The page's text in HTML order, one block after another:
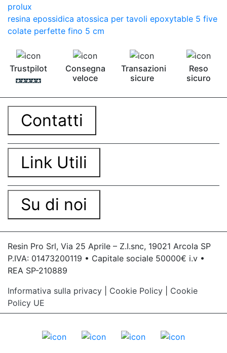
prolux
resina epossidica atossica per tavoli epoxytable 5 five
colate perfette fino 5 cm
Trustpilot
Consegna
veloce
Transazioni
sicure
Reso
sicuro
Contatti
Link Utili
Su di noi
Resin Pro Srl, Via 25 Aprile – Z.I.snc, 19021 Arcola SP
P.IVA: 01473200119 • Capitale sociale 50000€ i.v •
REA SP-210889
Informativa sulla privacy
Cookie Policy
Cookie
Policy UE